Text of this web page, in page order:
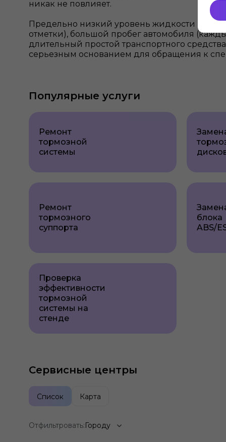
никак не повлияет.
Предельно низкий уровень жидкости в
отметки), большой пробег автомобиля
длительный простой транспортного
серьезным основанием для обращения к
Популярные услуги
Ремонт
тормозной
системы
Ремонт
тормозного
суппорта
блока
ABS/
Проверка
эффективности
тормозной
системы на
стенде
Сервисные центры
Список Карта
Отфильтровать:Городу